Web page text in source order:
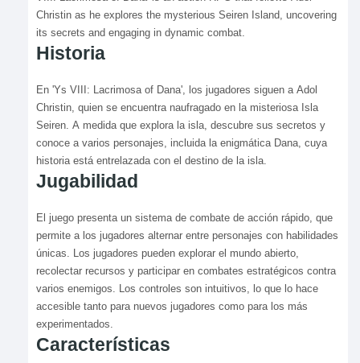
Christin as he explores the mysterious Seiren Island, uncovering
its secrets and engaging in dynamic combat.
Historia
En 'Ys VIII: Lacrimosa of Dana', los jugadores siguen a Adol
Christin, quien se encuentra naufragado en la misteriosa Isla
Seiren. A medida que explora la isla, descubre sus secretos y
conoce a varios personajes, incluida la enigmática Dana, cuya
historia está entrelazada con el destino de la isla.
Jugabilidad
El juego presenta un sistema de combate de acción rápido, que
permite a los jugadores alternar entre personajes con habilidades
únicas. Los jugadores pueden explorar el mundo abierto,
recolectar recursos y participar en combates estratégicos contra
varios enemigos. Los controles son intuitivos, lo que lo hace
accesible tanto para nuevos jugadores como para los más
experimentados.
Características